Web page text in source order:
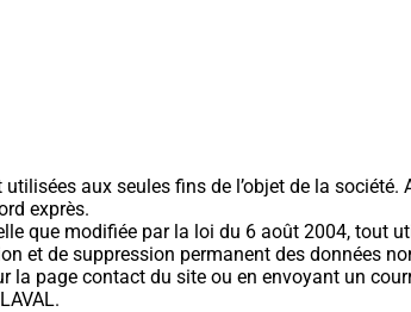
aux seules fins de l’objet de la
exprès.
que modifiée par la loi du 6 août 2004, tout
et de suppression permanent des données
page contact du site ou en envoyant un